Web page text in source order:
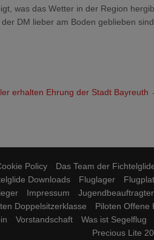
was das Wetter in der Region
DM lieber am Boden geblieben sind,
erhalten Ehrung der Stadt Bayreuth
Policy Das Team der
Downloads Fluglager
Impressum
Doppelsitzerklasse Piloten Offene
Vorstandschaft Was ist Segelflug
Precious Lite